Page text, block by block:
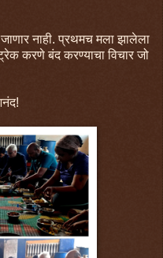
नाही. प्रथमच मला झालेला
करणे बंद करण्याचा विचार जो